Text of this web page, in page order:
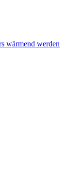
wärmend werden